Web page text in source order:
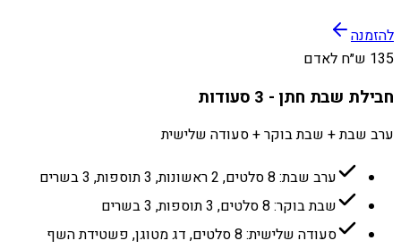
להזמנה
135 ש״ח לאדם
חבילת שבת חתן - 3 סעודות
ערב שבת + שבת בוקר + סעודה שלישית
ערב שבת: 8 סלטים, 2 ראשונות, 3 תוספות, 3 בשרים
שבת בוקר: 8 סלטים, 3 תוספות, 3 בשרים
סעודה שלישית: 8 סלטים, דג מטוגן, פשטידת השף